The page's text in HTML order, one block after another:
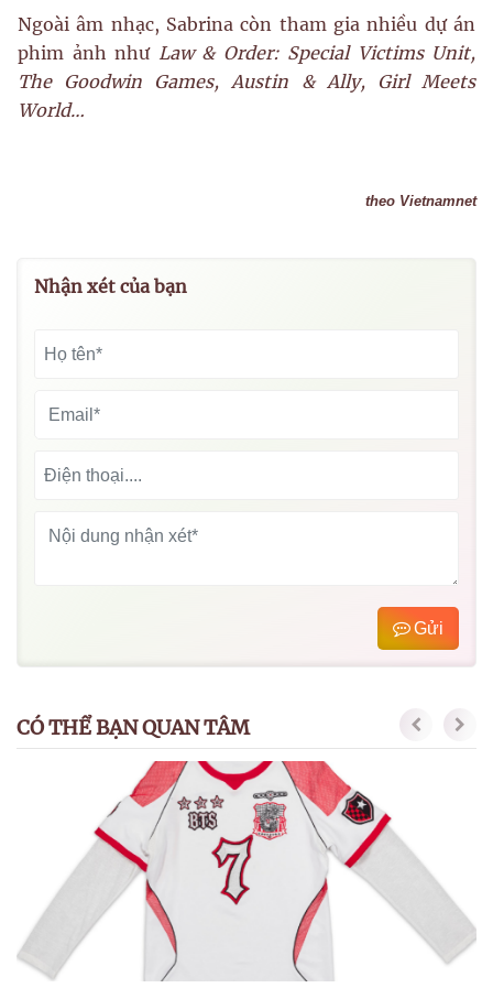
Ngoài âm nhạc, Sabrina còn tham gia nhiều dự án
phim ảnh như Law & Order: Special Victims Unit,
The Goodwin Games, Austin & Ally, Girl Meets
World…
theo Vietnamnet
Nhận xét của bạn
Gửi
CÓ THỂ BẠN QUAN TÂM